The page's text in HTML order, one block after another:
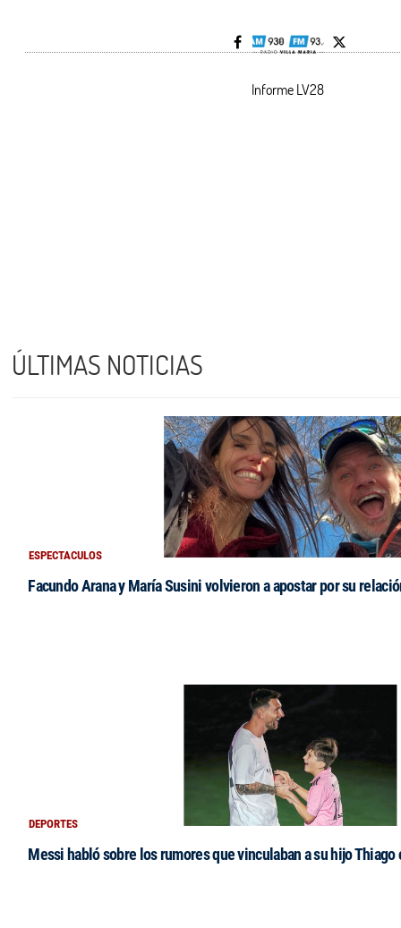
Informe LV28
ÚLTIMAS NOTICIAS
ESPECTACULOS
Facundo Arana y María Susini volvieron a apostar por su
DEPORTES
Messi habló sobre los rumores que vinculaban a su hijo Thiago